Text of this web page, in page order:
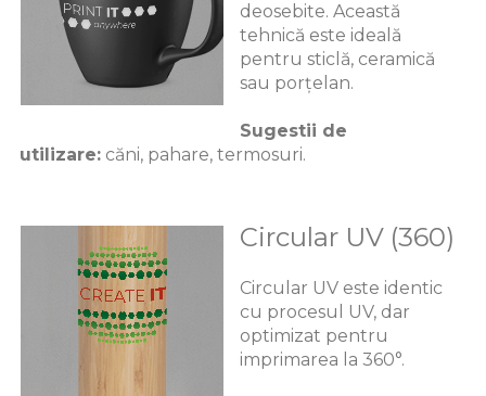
deosebite. Această
tehnică este ideală
pentru sticlă, ceramică
sau porțelan.
Sugestii de
utilizare:căni, pahare, termosuri.
Circular UV (360)
Circular UV este identic
cu procesul UV, dar
optimizat pentru
imprimarea la 360°.